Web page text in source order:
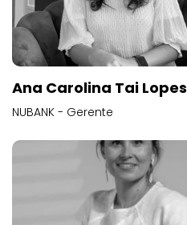
Ana Carolina Tai Lopes
NUBANK - Gerente